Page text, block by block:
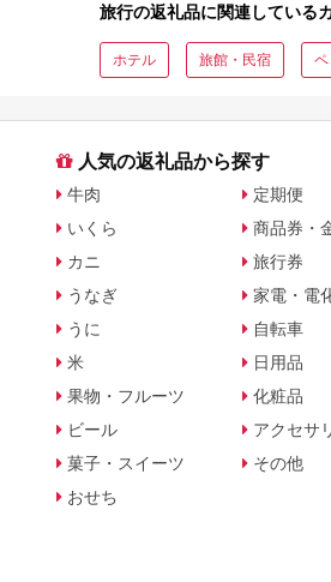
旅行の返礼品に関連している
ホテル 旅館・民宿
人気の返礼品から探す
牛肉
いくら
カニ
うなぎ
うに
米
果物・フルーツ
ビール
菓子・スイーツ
おせち
定期便
商品券・
旅行券
家電・電
自転車
日用品
化粧品
アクセサ
その他